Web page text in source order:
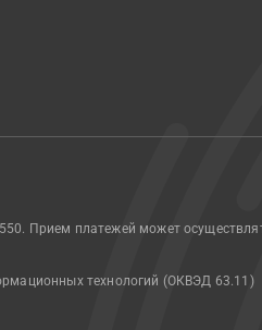
Прием платежей может
технологий (ОКВЭД 63.11)